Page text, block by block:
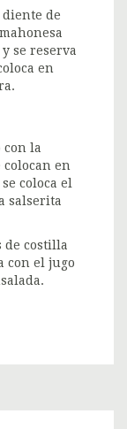
de
se reserva
en
con la
colocan en
coloca el
salserita
de costilla
con el jugo